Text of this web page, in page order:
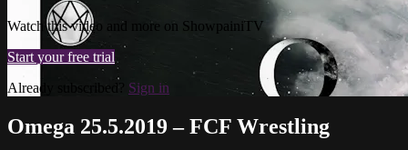
Watch this video and more on ShowpainiTV
Start your free trial
Already subscribed? Sign in
Omega 25.5.2019 – FCF Wrestling